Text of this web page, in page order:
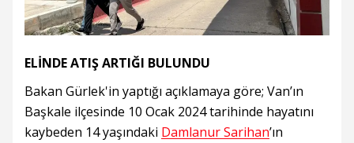
ELİNDE ATIŞ ARTIĞI BULUNDU
Bakan Gürlek'in yaptığı açıklamaya göre; Van’ın
Başkale ilçesinde 10 Ocak 2024 tarihinde hayatını
kaybeden 14 yaşındaki Damlanur Sarihan’ın